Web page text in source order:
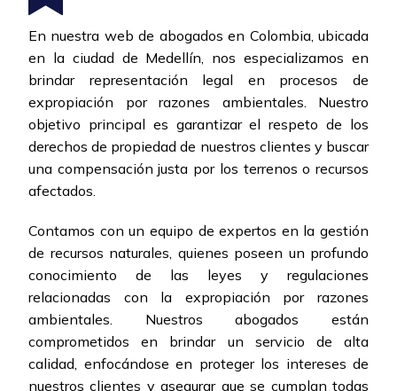
En nuestra web de abogados en Colombia, ubicada
en la ciudad de Medellín, nos especializamos en
brindar representación legal en procesos de
expropiación por razones ambientales. Nuestro
objetivo principal es garantizar el respeto de los
derechos de propiedad de nuestros clientes y buscar
una compensación justa por los terrenos o recursos
afectados.
Contamos con un equipo de expertos en la gestión
de recursos naturales, quienes poseen un profundo
conocimiento de las leyes y regulaciones
relacionadas con la expropiación por razones
ambientales. Nuestros abogados están
comprometidos en brindar un servicio de alta
calidad, enfocándose en proteger los intereses de
nuestros clientes y asegurar que se cumplan todas